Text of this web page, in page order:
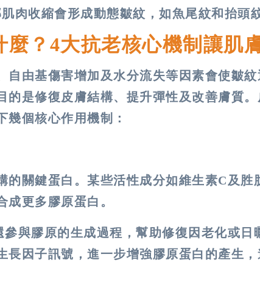
肉收縮會形成動態皺紋，如魚尾紋和抬頭紋
麼？4大抗老核心機制讓肌
自由基傷害增加及水分流失等因素會使皺
的是修復皮膚結構、提升彈性及改善膚質。
幾個核心作用機制：
的關鍵蛋白。某些活性成分如維生素C及胜
成更多膠原蛋白。
與膠原的生成過程，幫助修復因老化或日
長因子訊號，進一步增強膠原蛋白的產生